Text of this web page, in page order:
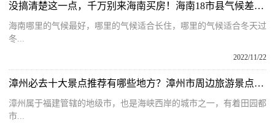
没搞清楚这一点，千万别来海南买房！海南18市县气候差异讲解
海南哪里的气候最好，哪里的气候适合长住，哪里的气候适合冬天过
冬...
2022/11/22
漳州必去十大景点推荐有哪些地方？漳州市周边旅游景点大全有哪些？
漳州属于福建管辖的地级市，也是海峡西岸的城市之一，有着田园都
市...